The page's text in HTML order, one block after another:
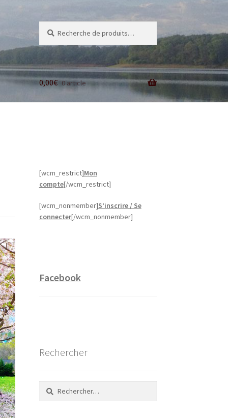
pour :
0,00€ 0 article
[wcm_restrict]Mon
compte[/wcm_restrict]
[wcm_nonmember]S’inscrire / Se
connecter[/wcm_nonmember]
Facebook
Rechercher
Rechercher :